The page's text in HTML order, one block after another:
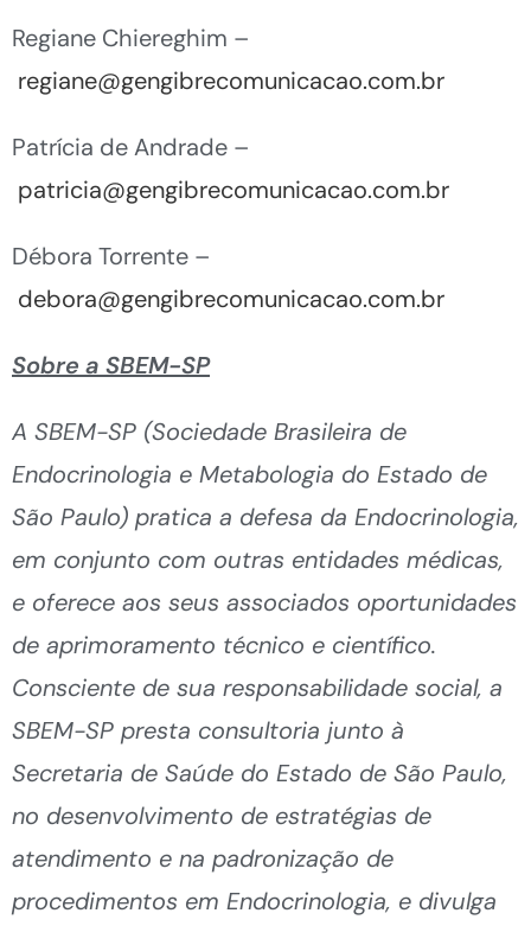
Regiane Chiereghim –
regiane@gengibrecomunicacao.com.br
Patrícia de Andrade –
patricia@gengibrecomunicacao.com.br
Débora Torrente –
debora@gengibrecomunicacao.com.br
Sobre a SBEM-SP
A SBEM-SP (Sociedade Brasileira de
Endocrinologia e Metabologia do Estado de
São Paulo) pratica a defesa da Endocrinologia,
em conjunto com outras entidades médicas,
e oferece aos seus associados oportunidades
de aprimoramento técnico e científico.
Consciente de sua responsabilidade social, a
SBEM-SP presta consultoria junto à
Secretaria de Saúde do Estado de São Paulo,
no desenvolvimento de estratégias de
atendimento e na padronização de
procedimentos em Endocrinologia, e divulga